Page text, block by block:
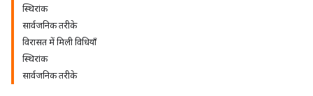
स्थिरांक
सार्वजनिक तरीके
विरासत में मिली विधियाँ
स्थिरांक
सार्वजनिक तरीके